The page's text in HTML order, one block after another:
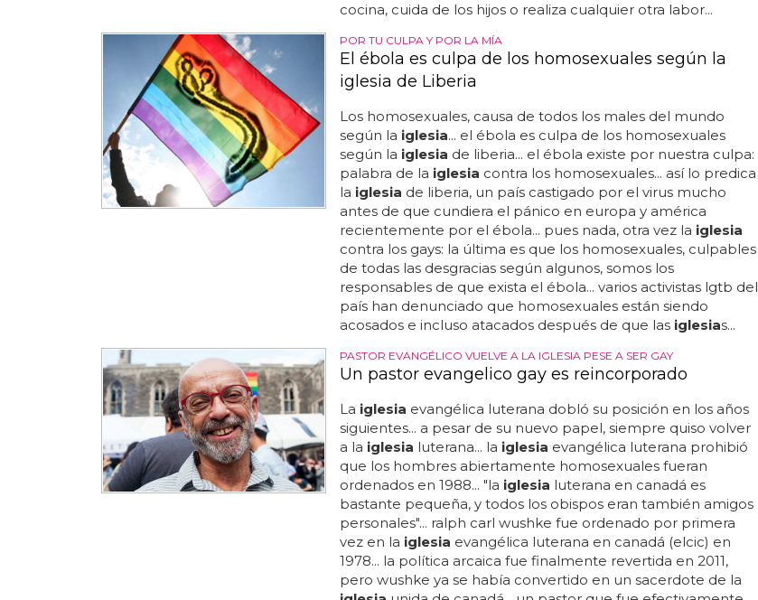
cocina, cuida de los hijos o realiza cualquier otra labor...
POR TU CULPA Y POR LA MÍA
El ébola es culpa de los homosexuales según la
iglesia de Liberia
Los homosexuales, causa de todos los males del mundo
según la iglesia... el ébola es culpa de los homosexuales
según la iglesia de liberia... el ébola existe por nuestra culpa:
palabra de la iglesia contra los homosexuales... así lo predica
la iglesia de liberia, un país castigado por el virus mucho
antes de que cundiera el pánico en europa y américa
recientemente por el ébola... pues nada, otra vez la iglesia
contra los gays: la última es que los homosexuales, culpables
de todas las desgracias según algunos, somos los
responsables de que exista el ébola... varios activistas lgtb del
país han denunciado que homosexuales están siendo
acosados e incluso atacados después de que las iglesias...
PASTOR EVANGÉLICO VUELVE A LA IGLESIA PESE A SER GAY
Un pastor evangelico gay es reincorporado
La iglesia evangélica luterana dobló su posición en los años
siguientes... a pesar de su nuevo papel, siempre quiso volver
a la iglesia luterana... la iglesia evangélica luterana prohibió
que los hombres abiertamente homosexuales fueran
ordenados en 1988... "la iglesia luterana en canadá es
bastante pequeña, y todos los obispos eran también amigos
personales"... ralph carl wushke fue ordenado por primera
vez en la iglesia evangélica luterana en canadá (elcic) en
1978... la política arcaica fue finalmente revertida en 2011,
pero wushke ya se había convertido en un sacerdote de la